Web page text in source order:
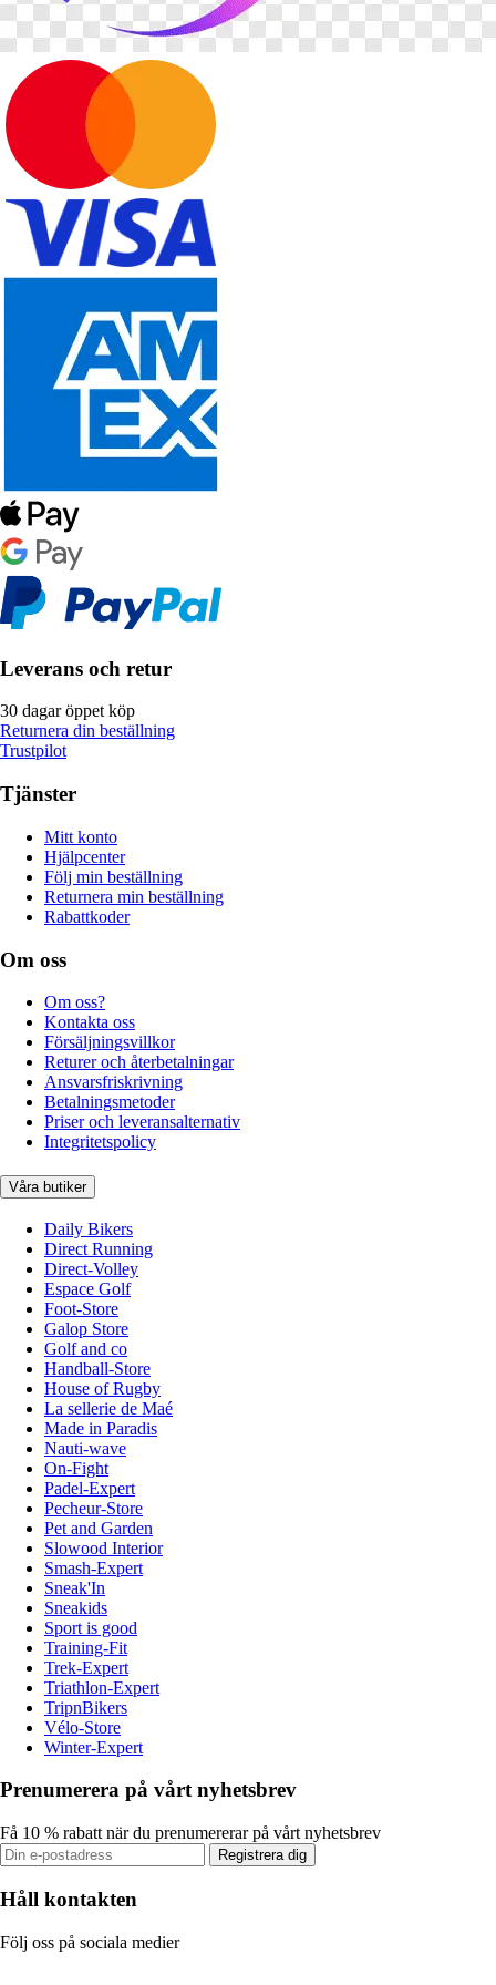
Leverans och retur
30 dagar öppet köp
Returnera din beställning
Trustpilot
Tjänster
Mitt konto
Hjälpcenter
Följ min beställning
Returnera min beställning
Rabattkoder
Om oss
Om oss?
Kontakta oss
Försäljningsvillkor
Returer och återbetalningar
Ansvarsfriskrivning
Betalningsmetoder
Priser och leveransalternativ
Integritetspolicy
Våra butiker
Daily Bikers
Direct Running
Direct-Volley
Espace Golf
Foot-Store
Galop Store
Golf and co
Handball-Store
House of Rugby
La sellerie de Maé
Made in Paradis
Nauti-wave
On-Fight
Padel-Expert
Pecheur-Store
Pet and Garden
Slowood Interior
Smash-Expert
Sneak'In
Sneakids
Sport is good
Training-Fit
Trek-Expert
Triathlon-Expert
TripnBikers
Vélo-Store
Winter-Expert
Prenumerera på vårt nyhetsbrev
Få 10 % rabatt när du prenumererar på vårt nyhetsbrev
Registrera dig
Håll kontakten
Följ oss på sociala medier